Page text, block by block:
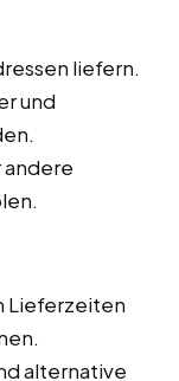
liefern.
und
Lieferzeiten
alternative